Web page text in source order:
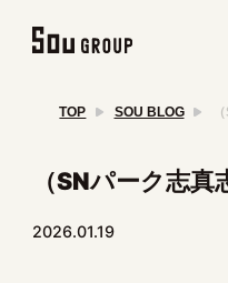
TOP SOU BLOG
（SNパーク志
2026.01.19